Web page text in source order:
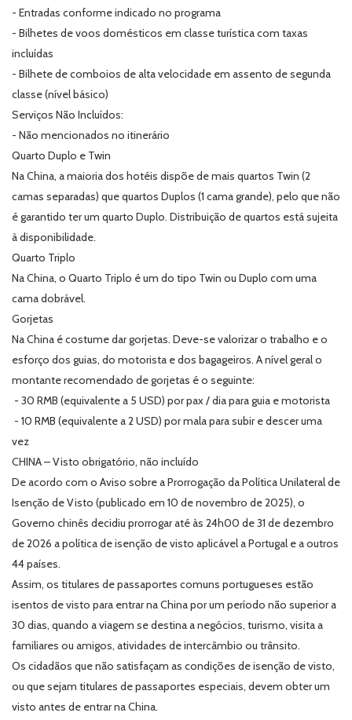
- Entradas conforme indicado no programa
- Bilhetes de voos domésticos em classe turística com taxas
incluídas
- Bilhete de comboios de alta velocidade em assento de segunda
classe (nível básico)
Serviços Não Incluídos:
- Não mencionados no itinerário
Quarto Duplo e Twin
Na China, a maioria dos hotéis dispõe de mais quartos Twin (2
camas separadas) que quartos Duplos (1 cama grande), pelo que não
é garantido ter um quarto Duplo. Distribuição de quartos está sujeita
à disponibilidade.
Quarto Triplo
Na China, o Quarto Triplo é um do tipo Twin ou Duplo com uma
cama dobrável.
Gorjetas
Na China é costume dar gorjetas. Deve-se valorizar o trabalho e o
esforço dos guias, do motorista e dos bagageiros. A nível geral o
montante recomendado de gorjetas é o seguinte:
- 30 RMB (equivalente a 5 USD) por pax / dia para guia e motorista
- 10 RMB (equivalente a 2 USD) por mala para subir e descer uma
vez
CHINA – Visto obrigatório, não incluído
De acordo com o Aviso sobre a Prorrogação da Política Unilateral de
Isenção de Visto (publicado em 10 de novembro de 2025), o
Governo chinês decidiu prorrogar até às 24h00 de 31 de dezembro
de 2026 a política de isenção de visto aplicável a Portugal e a outros
44 países.
Assim, os titulares de passaportes comuns portugueses estão
isentos de visto para entrar na China por um período não superior a
30 dias, quando a viagem se destina a negócios, turismo, visita a
familiares ou amigos, atividades de intercâmbio ou trânsito.
Os cidadãos que não satisfaçam as condições de isenção de visto,
ou que sejam titulares de passaportes especiais, devem obter um
visto antes de entrar na China.